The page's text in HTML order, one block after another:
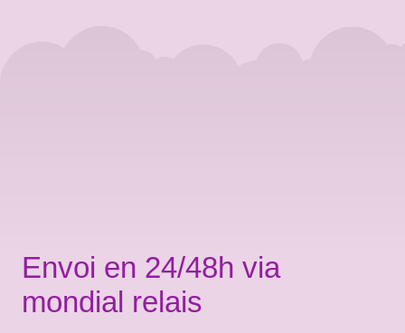
Envoi en 24/48h via
mondial relais